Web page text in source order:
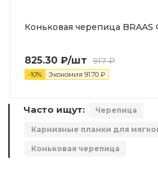
Коньковая черепица
825.30 ₽/шт 917₽
-10% Экономия 91.70 ₽
Часто ищут: Черепица
Карнизные планки для
Коньковая черепица